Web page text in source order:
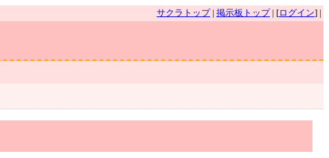
サクラトップ 掲示板トップ | [ログイン] |